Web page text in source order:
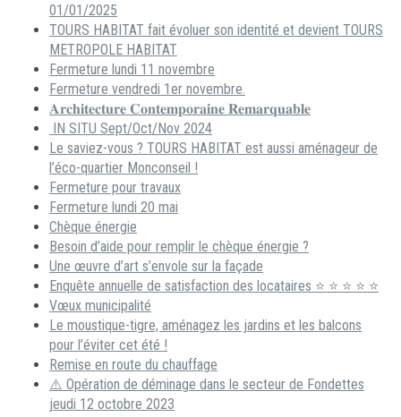
01/01/2025
TOURS HABITAT fait évoluer son identité et devient TOURS
METROPOLE HABITAT
Fermeture lundi 11 novembre
Fermeture vendredi 1er novembre.
𝐀𝐫𝐜𝐡𝐢𝐭𝐞𝐜𝐭𝐮𝐫𝐞 𝐂𝐨𝐧𝐭𝐞𝐦𝐩𝐨𝐫𝐚𝐢𝐧𝐞 𝐑𝐞𝐦𝐚𝐫𝐪𝐮𝐚𝐛𝐥𝐞
IN SITU Sept/Oct/Nov 2024
Le saviez-vous ? TOURS HABITAT est aussi aménageur de
l’éco-quartier Monconseil !
Fermeture pour travaux
Fermeture lundi 20 mai
Chèque énergie
Besoin d’aide pour remplir le chèque énergie ?
Une œuvre d’art s’envole sur la façade
Enquête annuelle de satisfaction des locataires ⭐ ⭐ ⭐ ⭐ ⭐
Vœux municipalité
Le moustique-tigre, aménagez les jardins et les balcons
pour l’éviter cet été !
Remise en route du chauffage
⚠️ Opération de déminage dans le secteur de Fondettes
jeudi 12 octobre 2023